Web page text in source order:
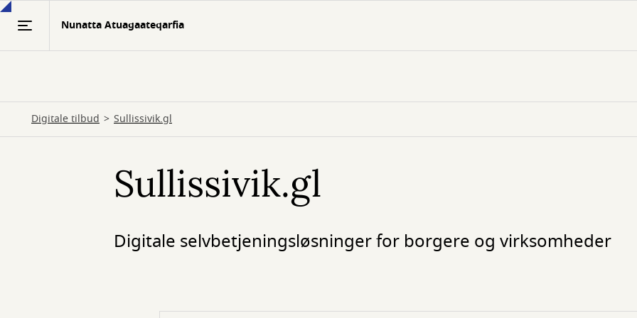
Gå
Nunatta Atuagaateqarfia
Digitale tilbud Sullissivik.gl
Sullissivik.gl
Digitale selvbetjeningsløsninger for borgere og virksomheder